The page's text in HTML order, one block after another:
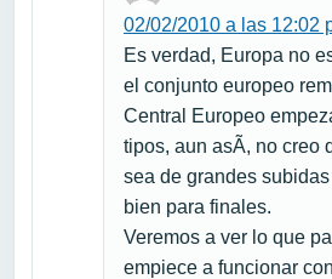
02/02/2010 a las 12:02
Es verdad, Europa no
el conjunto europeo
Central Europeo
tipos, aun asÃ­, no creo
sea de grandes subidas
bien para finales.
Veremos a ver lo que
empiece a funcionar